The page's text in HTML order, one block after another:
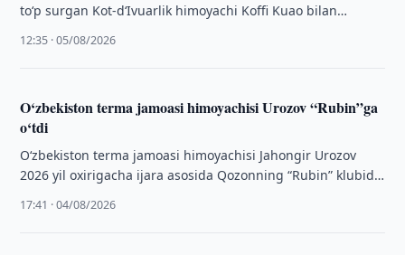
to‘p surgan Kot-d‘Ivuarlik himoyachi Koffi Kuao bilan
12:35 · 05/08/2026
O‘zbekiston terma jamoasi himoyachisi Urozov “Rubin”ga
o‘tdi
O‘zbekiston terma jamoasi himoyachisi Jahongir Urozov
2026 yil oxirigacha ijara asosida Qozonning “Rubin” klubida
17:41 · 04/08/2026